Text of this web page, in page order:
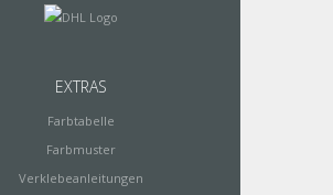
EXTRAS
Farbtabelle
Farbmuster
Verklebeanleitungen